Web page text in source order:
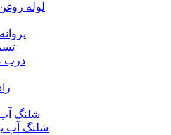
لوله
درب
شلنگ آب
شلنگ آب